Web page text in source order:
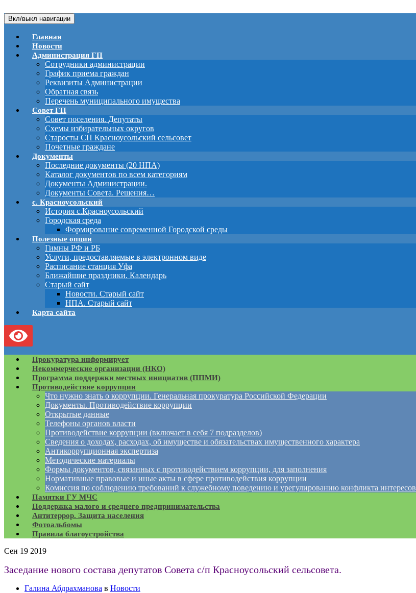
Вкл/выкл навигации
Главная
Новости
Администрация ГП
Сотрудники администрации
График приема граждан
Реквизиты Администрации
Обратная связь
Перечень муниципального имущества
Совет ГП
Совет поселения. Депутаты
Схемы избирательных округов
Старосты СП Красноусольский сельсовет
Почетные граждане
Документы
Последние документы (20 НПА)
Каталог документов по всем категориям
Документы Администрации.
Документы Совета. Решения…
с. Красноусольский
История с.Красноусольский
Городская среда
Формирование современной Городской среды
Полезные опции
Гимны РФ и РБ
Услуги, предоставляемые в электронном виде
Расписание станция Уфа
Ближайшие праздники. Календарь
Старый сайт
Новости. Старый сайт
НПА. Старый сайт
Карта сайта
Прокуратура информирует
Некоммерческие организации (НКО)
Программа поддержки местных инициатив (ППМИ)
Противодействие коррупции
Что нужно знать о коррупции. Генеральная прокуратура Российской Федерации
Документы. Противодействие коррупции
Открытые данные
Телефоны органов власти
Противодействие коррупции (включает в себя 7 подразделов)
Сведения о доходах, расходах, об имуществе и обязательствах имущественного характера
Антикоррупционная экспертиза
Методические материалы
Формы документов, связанных с противодействием коррупции, для заполнения
Нормативные правовые и иные акты в сфере противодействия коррупции
Комиссия по соблюдению требований к служебному поведению и урегулированию конфликта интересов
Памятки ГУ МЧС
Поддержка малого и среднего предпринимательства
Антитеррор. Защита населения
Фотоальбомы
Правила благоустройства
Сен 19 2019
Заседание нового состава депутатов Совета с/п Красноусольский сельсовета.
Галина Абдрахманова в Новости